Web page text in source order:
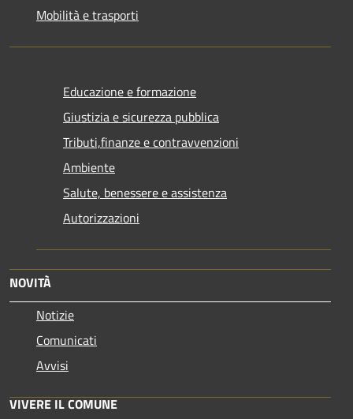
Mobilità e trasporti
Educazione e formazione
Giustizia e sicurezza pubblica
Tributi,finanze e contravvenzioni
Ambiente
Salute, benessere e assistenza
Autorizzazioni
NOVITÀ
Notizie
Comunicati
Avvisi
VIVERE IL COMUNE